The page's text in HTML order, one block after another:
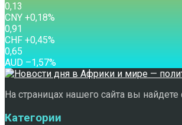
0,13
CNY +0,18%
0,91
CHF +0,45%
0,65
AUD –1,57%
На страницах нашего сайта вы
Категории